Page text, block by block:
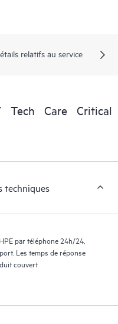
relatifs au service
Tech Care Critical
techniques
par téléphone 24h/24,
Les temps de réponse
couvert